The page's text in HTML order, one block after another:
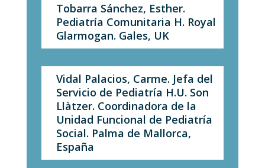
Tobarra Sánchez, Esther.
Pediatría Comunitaria H. Royal
Glarmogan. Gales, UK
Vidal Palacios, Carme. Jefa del
Servicio de Pediatría H.U. Son
Llàtzer. Coordinadora de la
Unidad Funcional de Pediatría
Social. Palma de Mallorca,
España